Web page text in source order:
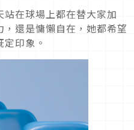
在球場上都在替大家加
還是慵懶自在，她都希望
印象。